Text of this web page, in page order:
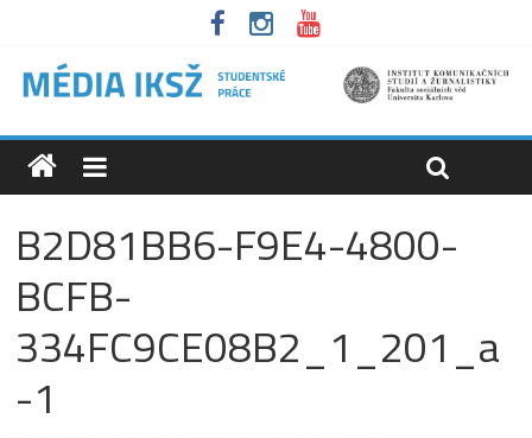
B2D81BB6-F9E4-4800-
BCFB-
334FC9CE08B2_1_201_a
-1